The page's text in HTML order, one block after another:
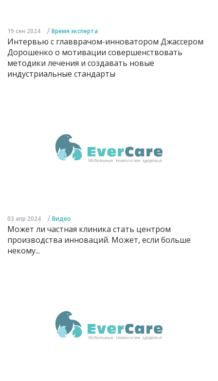
19 сен 2024 / Время эксперта
Интервью с главврачом-инноватором Джассером
Дорошенко о мотивации совершенствовать
методики лечения и создавать новые
индустриальные стандарты
03 апр 2024 / Видео
Может ли частная клиника стать центром
производства инноваций. Может, если больше
некому...